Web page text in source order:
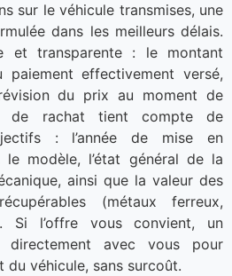
sur le véhicule transmises, une
dans les meilleurs délais.
et transparente : le montant
paiement effectivement versé,
du prix au moment de
de rachat tient compte de
: l’année de mise en
modèle, l’état général de la
ainsi que la valeur des
(métaux ferreux,
Si l’offre vous convient, un
directement avec vous pour
du véhicule, sans surcoût.